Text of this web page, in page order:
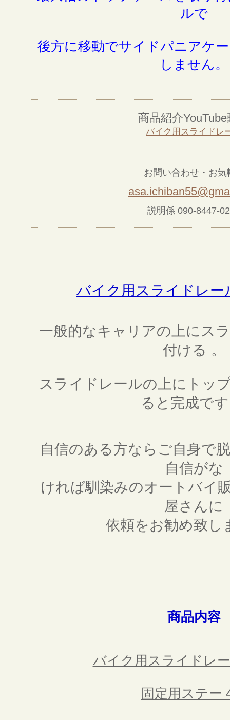
ルで
後方に移動でサイドパニアケ
しません。
商品紹介YouTube
バイク用スライドレ
お問い合わせ・お気
説明係 090-8447-
バイク用スライドレー
一般的なキャリアの上にス
付ける 。
スライドレールの上にトッ
ると完成で
自信のある方ならご自身で
自信がな
ければ馴染みのオートバイ
屋さんに
依頼をお勧め致し
商品内容
バイク用スライドレ
固定用ステー